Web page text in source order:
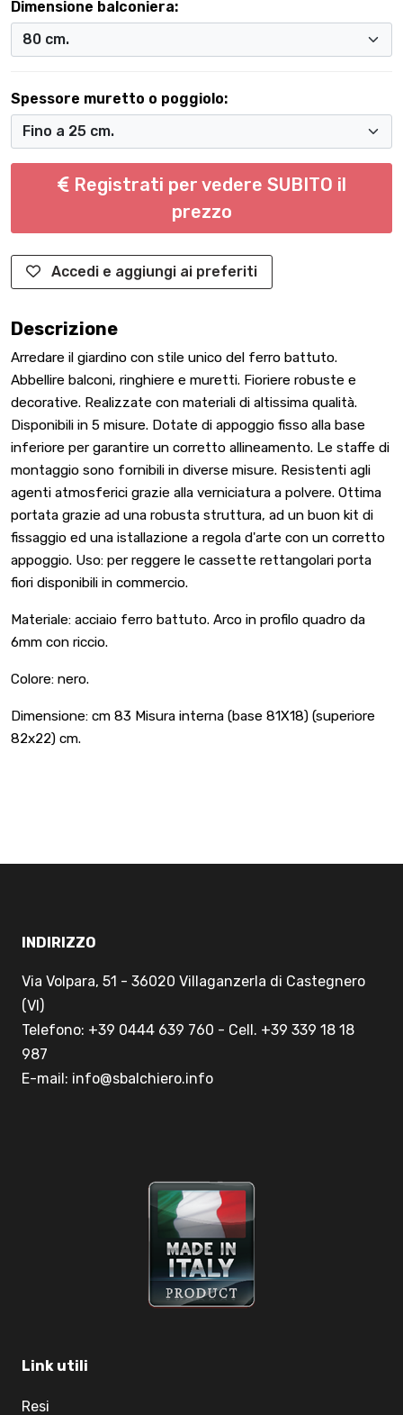
Dimensione balconiera:
Spessore muretto o poggiolo:
Registrati per vedere SUBITO il
prezzo
Accedi e aggiungi ai preferiti
Descrizione
Arredare il giardino con stile unico del ferro battuto.
Abbellire balconi, ringhiere e muretti. Fioriere robuste e
decorative. Realizzate con materiali di altissima qualità.
Disponibili in 5 misure. Dotate di appoggio fisso alla base
inferiore per garantire un corretto allineamento. Le staffe di
montaggio sono fornibili in diverse misure. Resistenti agli
agenti atmosferici grazie alla verniciatura a polvere. Ottima
portata grazie ad una robusta struttura, ad un buon kit di
fissaggio ed una istallazione a regola d'arte con un corretto
appoggio. Uso: per reggere le cassette rettangolari porta
fiori disponibili in commercio.
Materiale: acciaio ferro battuto. Arco in profilo quadro da
6mm con riccio.
Colore: nero.
Dimensione: cm 83 Misura interna (base 81X18) (superiore
82x22) cm.
INDIRIZZO
Via Volpara, 51 - 36020 Villaganzerla di Castegnero
(VI)
Telefono: +39 0444 639 760 - Cell. +39 339 18 18
987
E-mail: info@sbalchiero.info
Link utili
Resi